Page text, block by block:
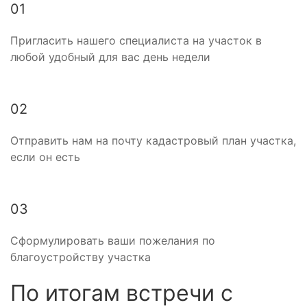
01
Пригласить нашего специалиста на участок в
любой удобный для вас день недели
02
Отправить нам на почту кадастровый план участка,
если он есть
03
Сформулировать ваши пожелания по
благоустройству участка
По итогам встречи с